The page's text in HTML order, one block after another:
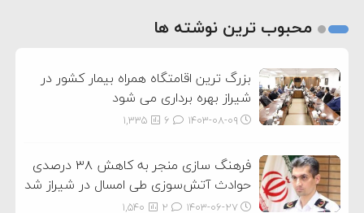
2
محبوب ترین نوشته ها
بزرگ ترین اقامتگاه همراه بیمار کشور در
شیراز بهره برداری می شود
۱۴۰۳-۰۸-۰۹ 1,335
فرهنگ سازی منجر به کاهش ۳۸ درصدی
حوادث آتش‌سوزی طی امسال در شیراز شد
۱۴۰۳-۰۶-۲۷ 1,540